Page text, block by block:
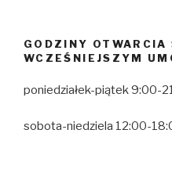
GODZINY OTWARCIA
WCZEŚNIEJSZYM
poniedziałek-piątek 9:00-
sobota-niedziela 12:00-